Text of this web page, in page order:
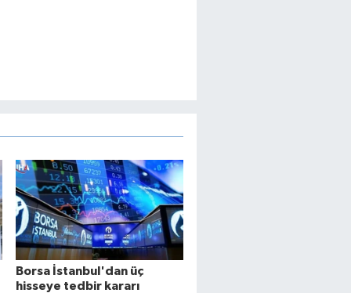
Borsa İstanbul'dan üç
hisseye tedbir kararı